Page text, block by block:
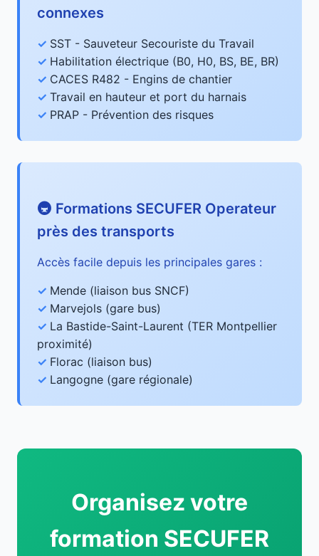
connexes
SST - Sauveteur Secouriste du Travail
Habilitation électrique (B0, H0, BS, BE, BR)
CACES R482 - Engins de chantier
Travail en hauteur et port du harnais
PRAP - Prévention des risques
🚇 Formations SECUFER Operateur
près des transports
Accès facile depuis les principales gares :
Mende (liaison bus SNCF)
Marvejols (gare bus)
La Bastide-Saint-Laurent (TER Montpellier
proximité)
Florac (liaison bus)
Langogne (gare régionale)
Organisez votre
formation SECUFER